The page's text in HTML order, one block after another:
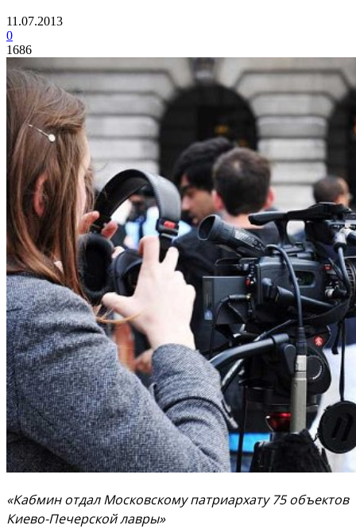
11.07.2013
0
1686
«Кабмин отдал Московскому патриархату 75 объектов
Киево-Печерской лавры»